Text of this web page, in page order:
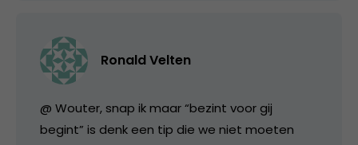
Ronald Velten
@ Wouter, snap ik maar “bezint voor gij
begint” is denk een tip die we niet moeten